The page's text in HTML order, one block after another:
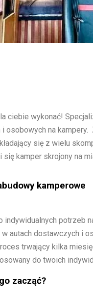
ciebie wykonać!
osobowych na kampery.
się z wielu
kamper skrojony na
kamperowe
indywidualnych potrzeb
autach dostawczych i
trwający kilka
do twoich
zacząć?